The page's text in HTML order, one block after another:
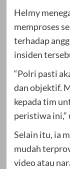
Helmy
memproses
terhadap
insiden
“Polri pasti
dan objektif.
kepada tim
peristiwa ini,”
Selain itu, ia
mudah
video atau